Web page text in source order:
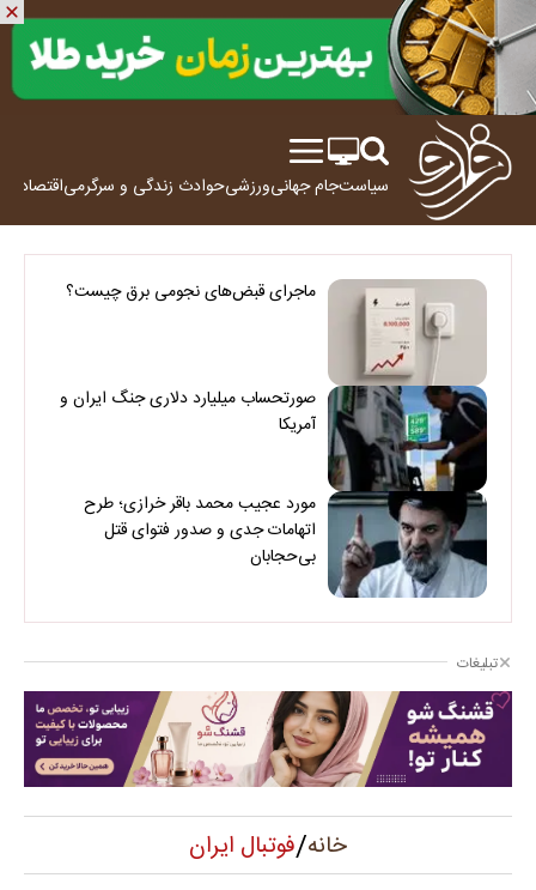
سیاستجام جهانیورزشیحوادث زندگی و سرگرمیاقتصاد
ماجرای قبض‌های نجومی برق چیست؟
صورتحساب میلیارد دلاری جنگ ایران و
آمریکا
مورد عجیب محمد باقر خرازی؛ طرح
اتهامات جدی و صدور فتوای قتل
بی‌حجابان
تبلیغات
خانه/فوتبال ایران